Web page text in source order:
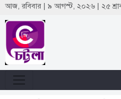
আজ, রবিবার | ৯ আগস্ট, ২০২৬ | ২৫